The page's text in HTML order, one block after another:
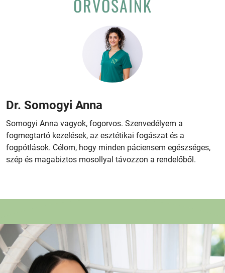
ORVOSAINK
Dr. Somogyi Anna
Somogyi Anna vagyok, fogorvos. Szenvedélyem a
fogmegtartó kezelések, az esztétikai fogászat és a
fogpótlások. Célom, hogy minden páciensem egészséges,
szép és magabiztos mosollyal távozzon a rendelőből.